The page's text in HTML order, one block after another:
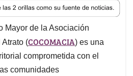
r
e
a
d
s
Mayor de la Asociación
(COCOMACIA) es una
comprometida con el
comunidades